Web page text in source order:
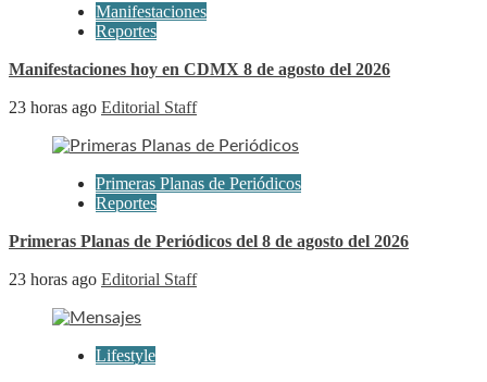
Manifestaciones
Reportes
Manifestaciones hoy en CDMX 8 de agosto del 2026
23 horas ago Editorial Staff
Primeras Planas de Periódicos
Reportes
Primeras Planas de Periódicos del 8 de agosto del 2026
23 horas ago Editorial Staff
Lifestyle